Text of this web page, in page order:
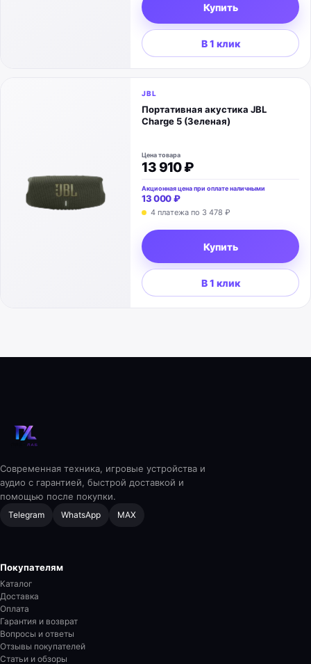
Купить
В 1 клик
JBL
Портативная акустика JBL
Charge 5 (Зеленая)
Цена товара
13 910 ₽
Акционная цена при оплате наличными
13 000 ₽
4 платежа по 3 478 ₽
Купить
В 1 клик
Современная техника, игровые устройства и
аудио с гарантией, быстрой доставкой и
помощью после покупки.
Telegram WhatsApp MAX
Покупателям
Каталог
Доставка
Оплата
Гарантия и возврат
Вопросы и ответы
Отзывы покупателей
Статьи и обзоры